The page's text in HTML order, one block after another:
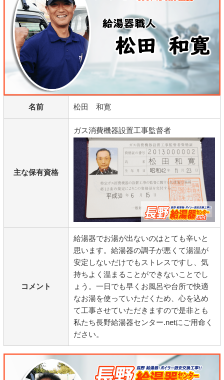
名前 松田 和寛
主な保有資格
ガス消費機器設置工事監督者
コメント
給湯器でお湯が出ないのはとても辛いと
思います。給湯器の調子が悪くて湯温が
安定しないだけでもストレスですし、気
持ちよく温まることができないことでし
ょう。一日でも早くお風呂や台所で快適
なお湯を使っていただくため、心を込め
て工事させていただきますので是非とも
私たち長野給湯器センター.netにご用命く
ださい。